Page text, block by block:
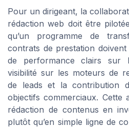
Pour un dirigeant, la
rédaction web doit être
qu’un programme de
contrats de prestation
de performance clairs sur
visibilité sur les moteurs de
de leads et la contribution
objectifs commerciaux. Cette
rédaction de contenus en
plutôt qu’en simple ligne de